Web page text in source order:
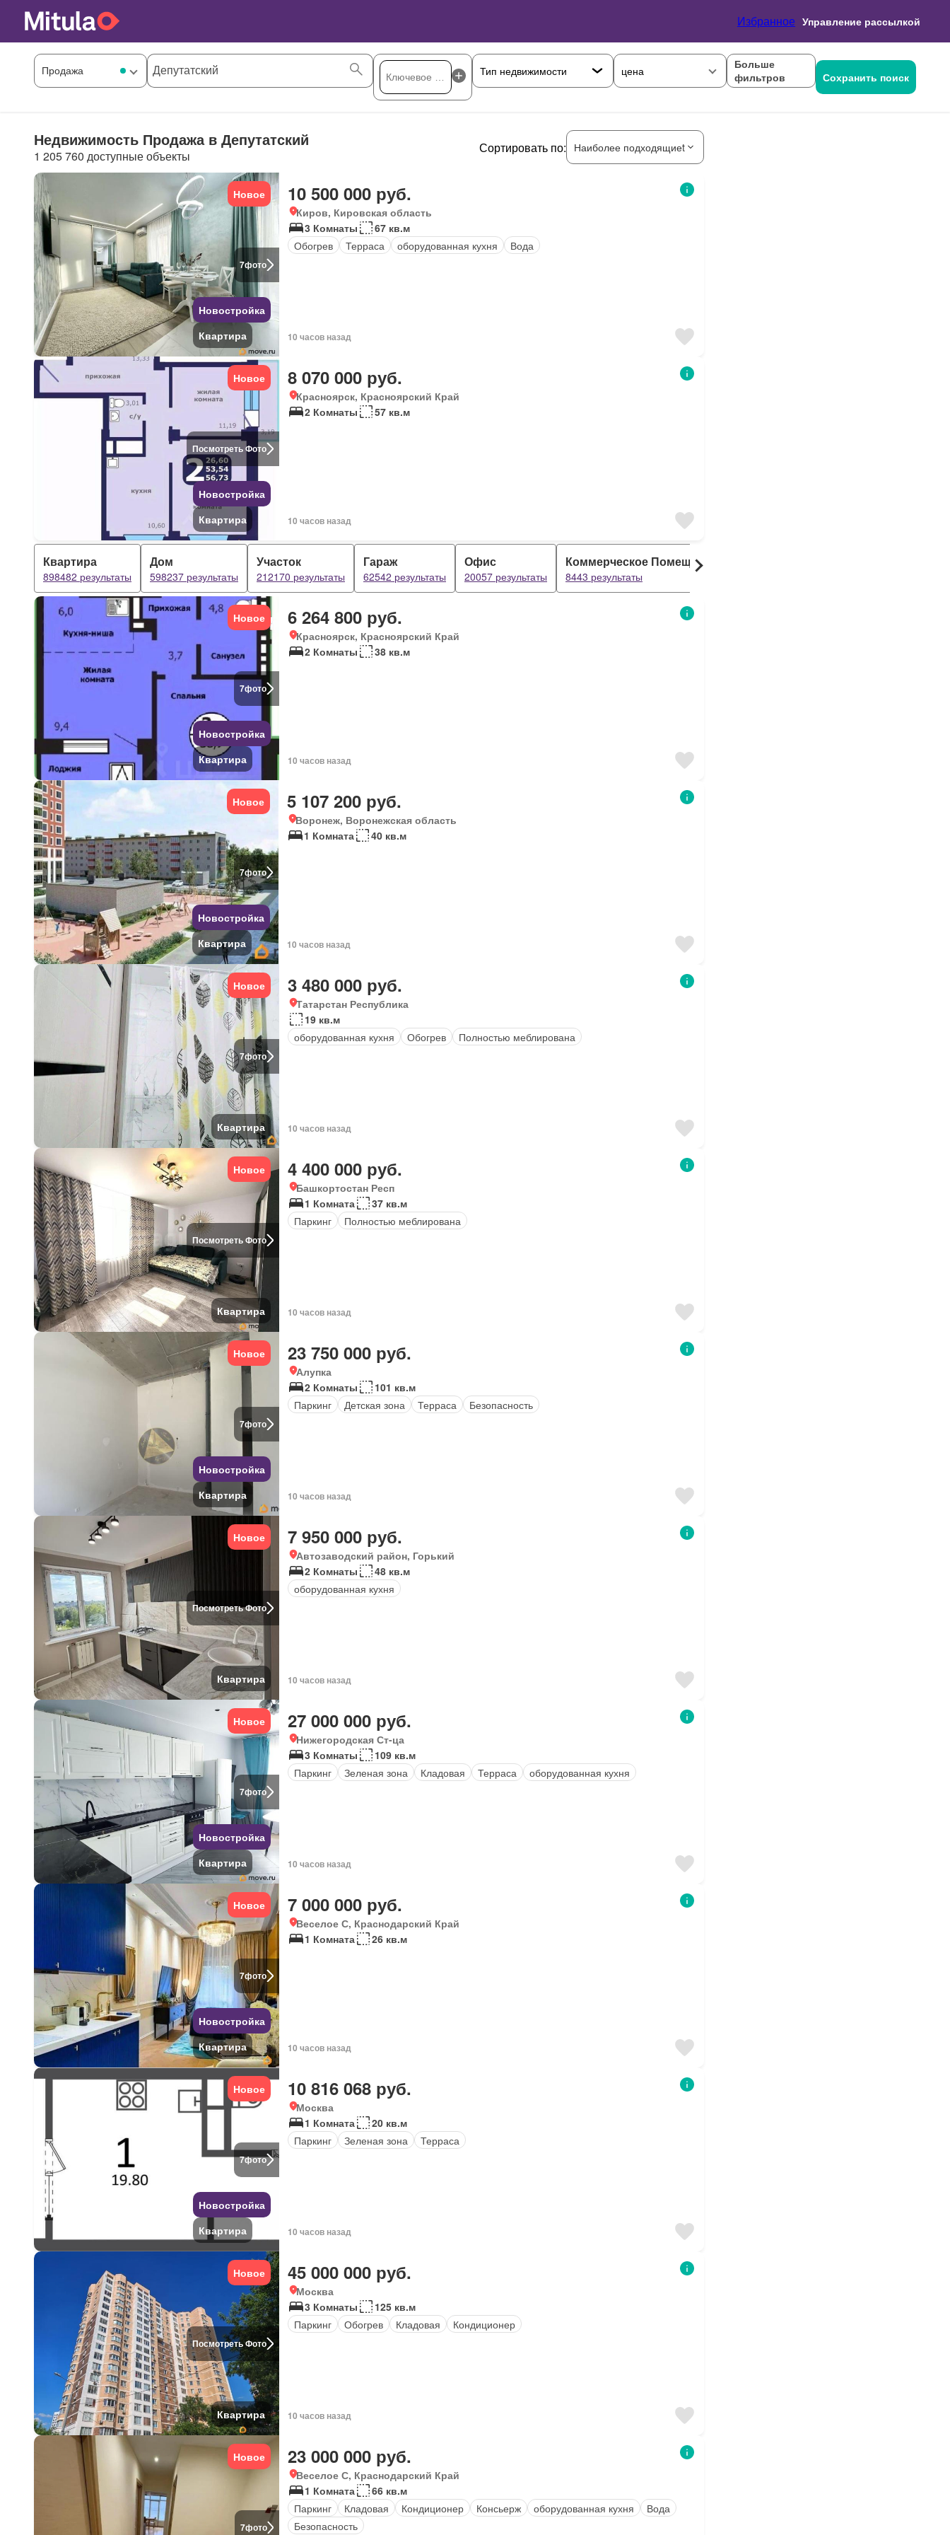
Избранное Управление рассылкой
цена
Больше
фильтров
Сохранить поиск
Недвижимость Продажа в Депутатский
1 205 760 доступные объекты
Сортировать по: Наиболее подходящиеt
7фото
Новое
Новостройка
Квартира
10 500 000 руб.
Киров, Кировская область
3 Комнаты
67 кв.м
Обогрев
Терраса оборудованная кухня Вода
10 часов назад
Посмотреть Фото
Новое
Новостройка
Квартира
8 070 000 руб.
Красноярск, Красноярский Край
2 Комнаты
57 кв.м
10 часов назад
Квартира
898482 результаты
Дом
598237 результаты
Участок
212170 результаты
Гараж
62542 результаты
Офис
20057 результаты
Коммерческое Помещение
8443 результаты
7фото
Новое
Новостройка
Квартира
6 264 800 руб.
Красноярск, Красноярский Край
2 Комнаты
38 кв.м
10 часов назад
7фото
Новое
Новостройка
Квартира
5 107 200 руб.
Воронеж, Воронежская область
1 Комната
40 кв.м
10 часов назад
7фото
Новое
Квартира
3 480 000 руб.
Татарстан Республика
19 кв.м
оборудованная кухня
Обогрев Полностью меблирована
10 часов назад
Посмотреть Фото
Новое
Квартира
4 400 000 руб.
Башкортостан Респ
1 Комната
37 кв.м
Паркинг
Полностью меблирована
10 часов назад
7фото
Новое
Новостройка
Квартира
23 750 000 руб.
Алупка
2 Комнаты
101 кв.м
Паркинг
Детская зона Терраса Безопасность
10 часов назад
Посмотреть Фото
Новое
Квартира
7 950 000 руб.
Автозаводский район, Горький
2 Комнаты
48 кв.м
оборудованная кухня
10 часов назад
7фото
Новое
Новостройка
Квартира
27 000 000 руб.
Нижегородская Ст-ца
3 Комнаты
109 кв.м
Паркинг
Зеленая зона Кладовая Терраса оборудованная кухня
10 часов назад
7фото
Новое
Новостройка
Квартира
7 000 000 руб.
Веселое С, Краснодарский Край
1 Комната
26 кв.м
10 часов назад
7фото
Новое
Новостройка
Квартира
10 816 068 руб.
Москва
1 Комната
20 кв.м
Паркинг
Зеленая зона Терраса
10 часов назад
Посмотреть Фото
Новое
Квартира
45 000 000 руб.
Москва
3 Комнаты
125 кв.м
Паркинг
Обогрев Кладовая Кондиционер
10 часов назад
7фото
Новое 23 000 000 руб.
Веселое С, Краснодарский Край
1 Комната
66 кв.м
Паркинг
Кладовая Кондиционер Консьерж оборудованная кухня
Вода
Безопасность